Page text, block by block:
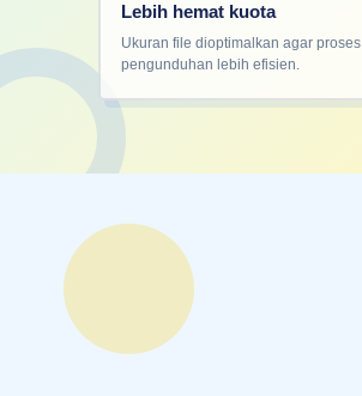
Lebih hemat kuota
Ukuran file dioptimalkan agar proses
pengunduhan lebih efisien.